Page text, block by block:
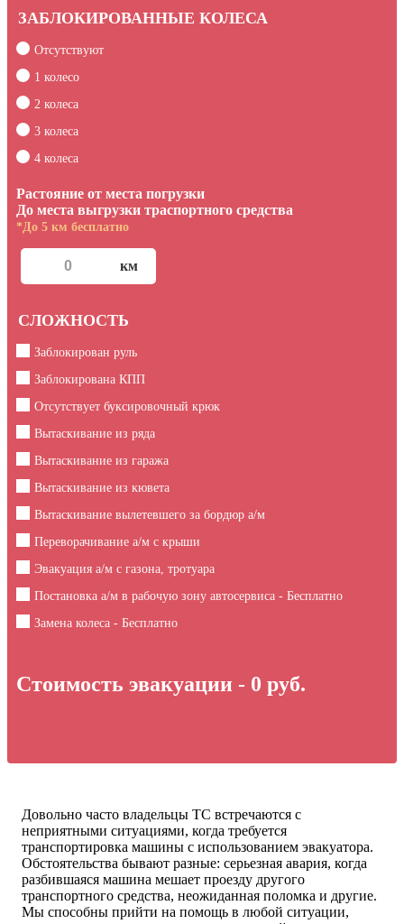
ЗАБЛОКИРОВАННЫЕ КОЛЕСА
Отсутствуют
1 колесо
2 колеса
3 колеса
4 колеса
Растояние от места погрузки
До места выгрузки траспортного средства
*До 5 км бесплатно
СЛОЖНОСТЬ
Заблокирован руль
Заблокирована КПП
Отсутствует буксировочный крюк
Вытаскивание из ряда
Вытаскивание из гаража
Вытаскивание из кювета
Вытаскивание вылетевшего за бордюр а/м
Переворачивание а/м с крыши
Эвакуация а/м с газона, тротуара
Постановка а/м в рабочую зону автосервиса - Бесплатно
Замена колеса - Бесплатно
Стоимость эвакуации - 0 руб.
Довольно часто владельцы ТС встречаются с
неприятными ситуациями, когда требуется
транспортировка машины с использованием эвакуатора.
Обстоятельства бывают разные: серьезная авария, когда
разбившаяся машина мешает проезду другого
транспортного средства, неожиданная поломка и другие.
Мы способны прийти на помощь в любой ситуации,